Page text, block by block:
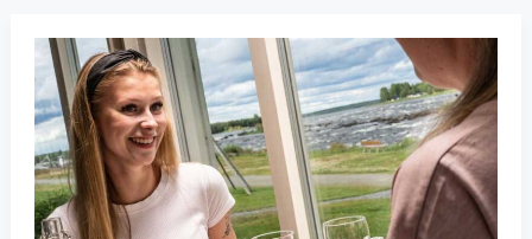
KUKKOLAFORSEN